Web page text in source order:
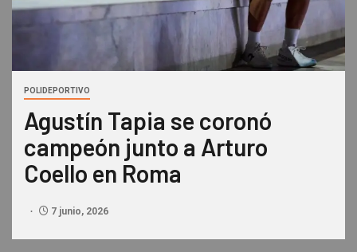
POLIDEPORTIVO
Agustín Tapia se coronó
campeón junto a Arturo
Coello en Roma
7 junio, 2026